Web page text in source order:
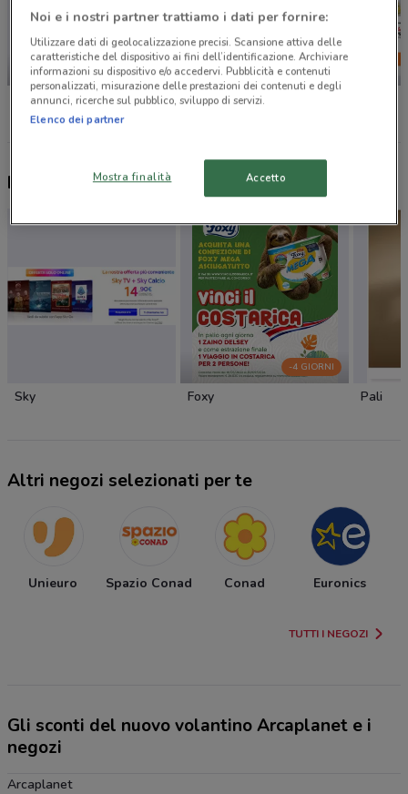
SCADE OGGI
Unieuro
NUOVO
Spazio Conad
Nuovi prodotti da provare
Sky
-4 GIORNI
Foxy Pali
Altri negozi selezionati per te
Unieuro Spazio Conad Conad
Euronics
TUTTI I NEGOZI
Gli sconti del nuovo volantino Arcaplanet e i
negozi
Arcaplanet
Noi e i nostri partner trattiamo i dati per fornire:
Utilizzare dati di geolocalizzazione precisi. Scansione attiva delle
caratteristiche del dispositivo ai fini dell’identificazione. Archiviare
informazioni su dispositivo e/o accedervi. Pubblicità e contenuti
personalizzati, misurazione delle prestazioni dei contenuti e degli
annunci, ricerche sul pubblico, sviluppo di servizi.
Elenco dei partner
Mostra finalità Accetto